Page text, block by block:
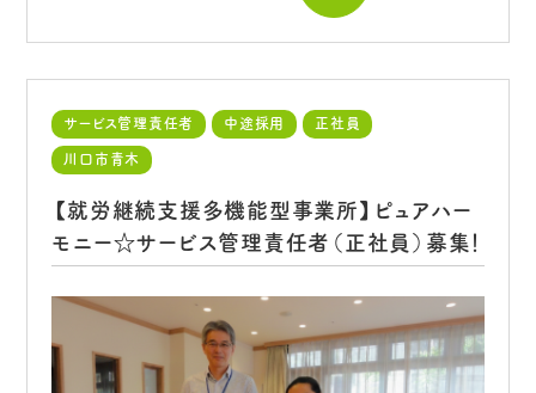
サービス管理責任者 中途採用
正社員
川口市青木
【就労継続支援多機能型事業所】ピュアハー
モニー☆サービス管理責任者（正社員）募集！